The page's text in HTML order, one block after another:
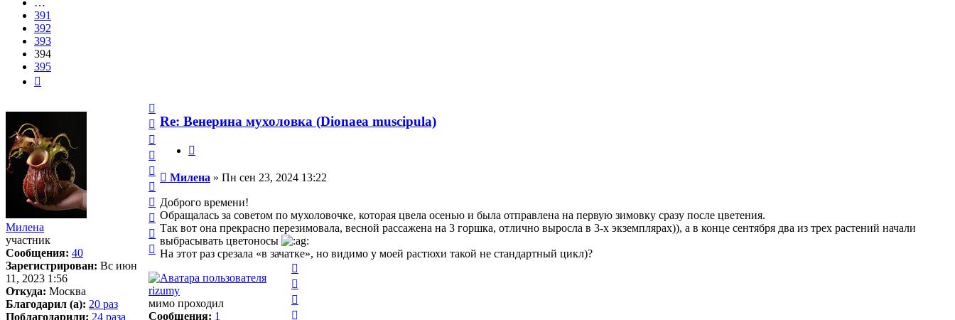
391
392
393
394
395
Милена
участник
Сообщения: 40
Зарегистрирован: Вс июн
11, 2023 1:56
Откуда: Москва
Благодарил (а): 20 раз
Поблагодарили: 24 раза
Re: Венерина мухоловка (Dionaea muscipula)
Сообщение
Милена » Пн сен 23, 2024 13:22
Доброго времени!
Обращалась за советом по мухоловочке, которая цвела осенью и была отправлена на первую зимовку сразу после цветения.
Так вот она прекрасно перезимовала, весной рассажена на 3 горшка, отлично выросла в 3-х экземплярах)), а в конце сентября два из трех растений начали
выбрасывать цветоносы
На этот раз срезала «в зачатке», но видимо у моей растюхи такой не стандартный цикл)?
к
началу
rizumy
мимо проходил
Сообщения: 1
Вернуться
началу
началу
Вернуться
началу
к
началу
Вернуться
началу
Вернуться
к
началу
Вернуться
к
началу
Вернуться
к
началу
Вернуться
к
началу
началу
началу